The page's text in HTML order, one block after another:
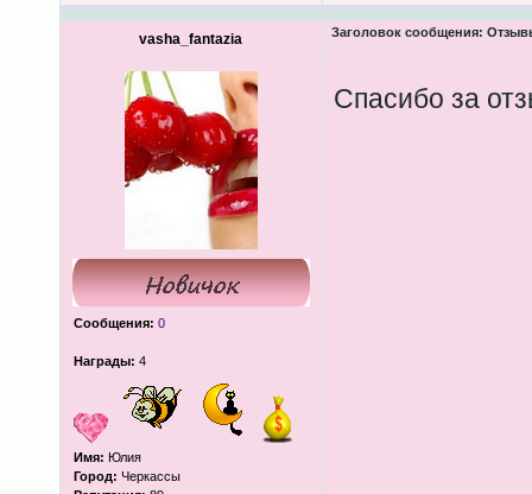
vasha_fantazia Заголовок сообщения:
Сообщения: 0
Награды: 4
Имя: Юлия
Город: Черкассы
Спасибо за